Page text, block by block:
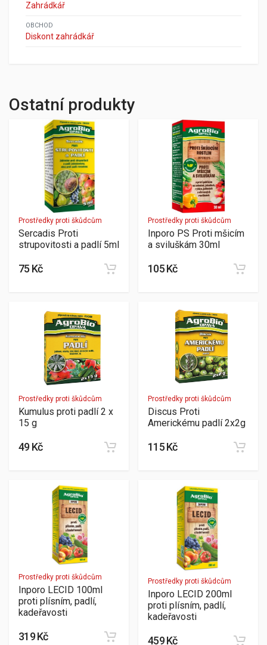
Zahrádkář
OBCHOD
Diskont zahrádkář
Ostatní produkty
Prostředky proti škůdcům
Sercadis Proti
strupovitosti a padlí 5ml
75 Kč
Prostředky proti škůdcům
Inporo PS Proti mšicím
a sviluškám 30ml
105 Kč
Prostředky proti škůdcům
Kumulus proti padlí 2 x
15 g
49 Kč
Prostředky proti škůdcům
Discus Proti
Americkému padlí 2x2g
115 Kč
Prostředky proti škůdcům
Inporo LECID 100ml
proti plísním, padlí,
kadeřavosti
319 Kč
Prostředky proti škůdcům
Inporo LECID 200ml
proti plísním, padlí,
kadeřavosti
459 Kč